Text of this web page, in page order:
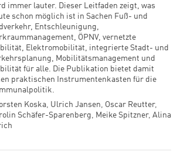
immer lauter. Dieser Leitfaden zeigt, was
schon möglich ist in Sachen Fuß- und
Entschleunigung,
ÖPNV, vernetzte
Elektromobilität, integrierte Stadt- und
Mobilitätsmanagement und
für alle. Die Publikation bietet damit
praktischen Instrumentenkasten für die
Koska Ulrich Jansen Oscar Reutter,
Schäfer-Sparenberg
Meike Spitzner, Alina